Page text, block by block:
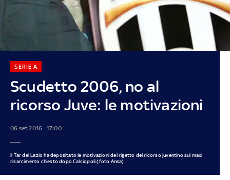
Scudetto 2006, no al
ricorso Juve: le motivazioni
SERIE A
06 set 2016 - 17:00
Il Tar del Lazio ha depositato le motivazioni del rigetto del ricorso juventino sul maxi
risarcimento chiesto dopo Calciopoli (foto Ansa)